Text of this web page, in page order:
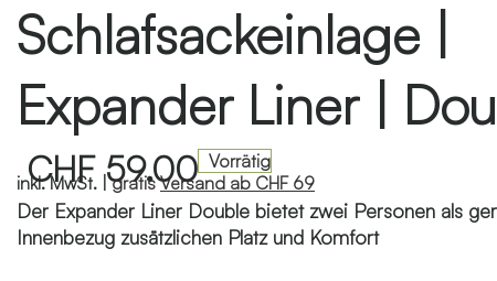
Schlafsackeinlage |
Expander Liner |
CHF59.00 Vorrätig
inkl. MwSt. |gratisVersand ab CHF 69
Der Expander Liner Double bietet zwei Personen als
Innenbezug zusätzlichen Platz und Komfort